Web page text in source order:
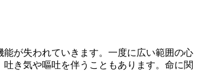
が失われていきます。一度に広い範囲の心
き気や嘔吐を伴うこともあります。命に関